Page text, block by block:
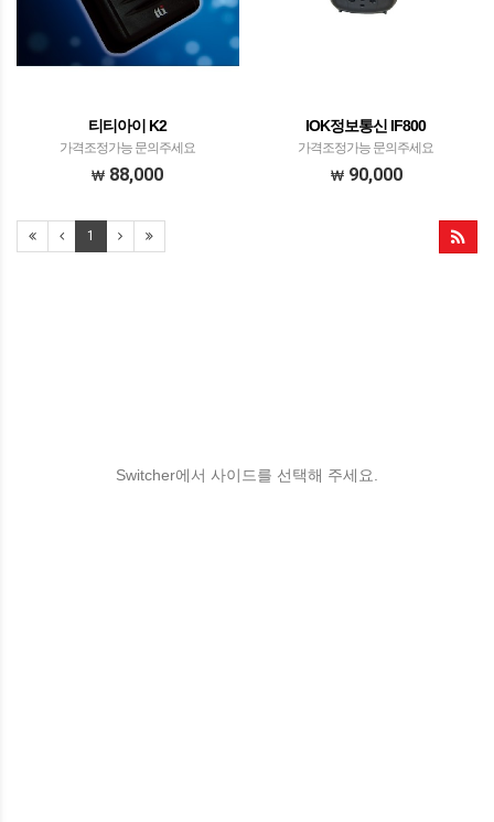
티티아이 K2
가격조정가능 문의주세요
88,000
IOK정보통신 IF800
가격조정가능 문의주세요
90,000
1
Switcher에서 사이드를 선택해 주세요.